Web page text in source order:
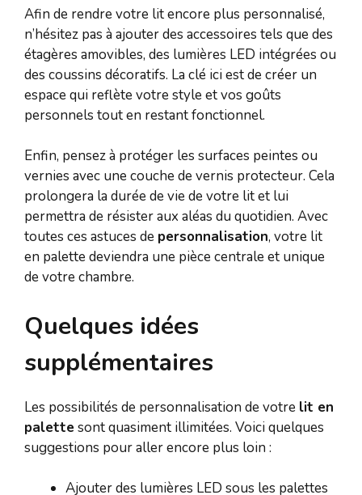
Afin de rendre votre lit encore plus personnalisé,
n’hésitez pas à ajouter des accessoires tels que des
étagères amovibles, des lumières LED intégrées ou
des coussins décoratifs. La clé ici est de créer un
espace qui reflète votre style et vos goûts
personnels tout en restant fonctionnel.
Enfin, pensez à protéger les surfaces peintes ou
vernies avec une couche de vernis protecteur. Cela
prolongera la durée de vie de votre lit et lui
permettra de résister aux aléas du quotidien. Avec
toutes ces astuces de personnalisation, votre lit
en palette deviendra une pièce centrale et unique
de votre chambre.
Quelques idées
supplémentaires
Les possibilités de personnalisation de votre lit en
palette sont quasiment illimitées. Voici quelques
suggestions pour aller encore plus loin :
Ajouter des lumières LED sous les palettes